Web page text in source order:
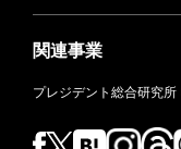
関連事業
プレジデント総合研究所